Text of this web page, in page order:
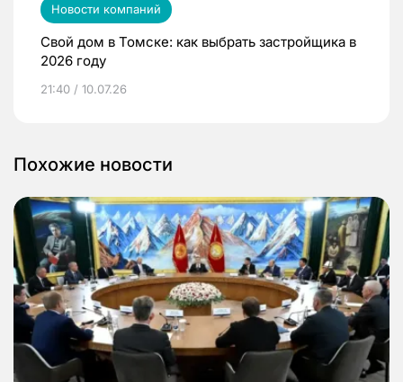
Новости компаний
Свой дом в Томске: как выбрать застройщика в
2026 году
21:40 / 10.07.26
Похожие новости